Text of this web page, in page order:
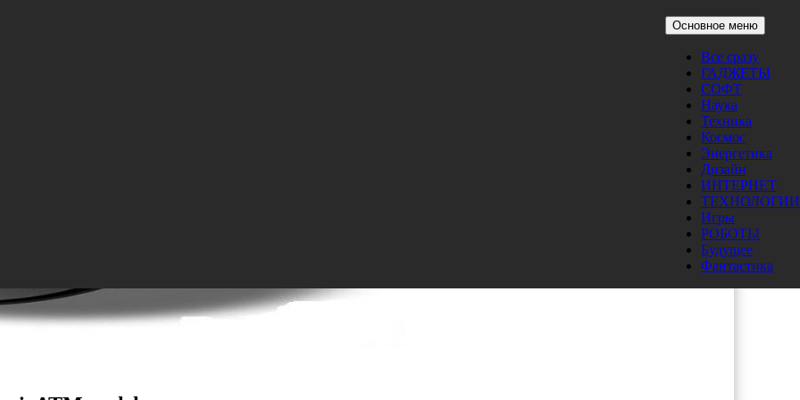
Основное меню
Все сразу
ГАДЖЕТЫ
СОФТ
Наука
Техника
Космос
Энергетика
Дизайн
ИНТЕРНЕТ
ТЕХНОЛОГИИ
Игры
РОБОТЫ
Будущее
Фантастика